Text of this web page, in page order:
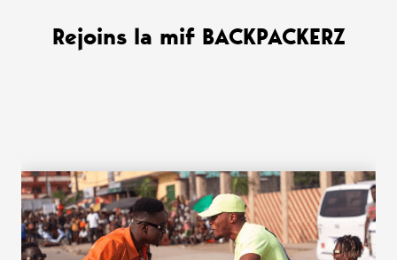
Rejoins la mif BACKPACKERZ
WANT MORE ?